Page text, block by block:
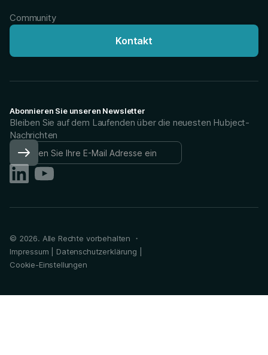
Community
Kontakt
Abonnieren Sie unseren Newsletter
Bleiben Sie auf dem Laufenden über die neuesten Hubject-
Nachrichten
© 2026. Alle Rechte vorbehalten ・
Impressum
Datenschutzerklärung
Cookie-Einstellungen